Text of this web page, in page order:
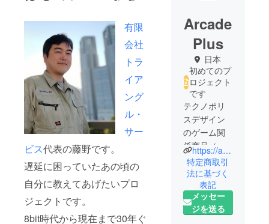
有限
会社
トラ
イア
ング
ル・
サー
ビス代表の藤野です。
遅延に困っていたあの頃の
自分に教えてあげたいプロ
ジェクトです。
8bit時代から現在まで30年ぐ
Arcade
Plus
日本
初めてのプ
ロジェクト
です
テクノポリ
スデザイン
のゲーム関
係商品（ガ
ジェット、
グッズ、
ファッショ
ン）展開ブ
ランドで
https://am-factory.jp/tp_design/
特定商取引
法に基づく
表記
メッセー
ジを送る